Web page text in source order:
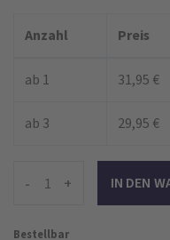
Anzahl Preis
ab 1 31,95 €
ab 3 29,95 €
- +
Bestellbar